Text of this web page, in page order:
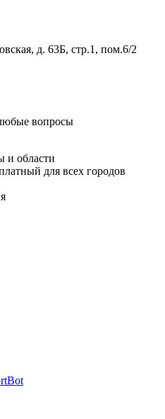
д. 63Б, стр.1, пом.6/2
вопросы
и области
для всех городов